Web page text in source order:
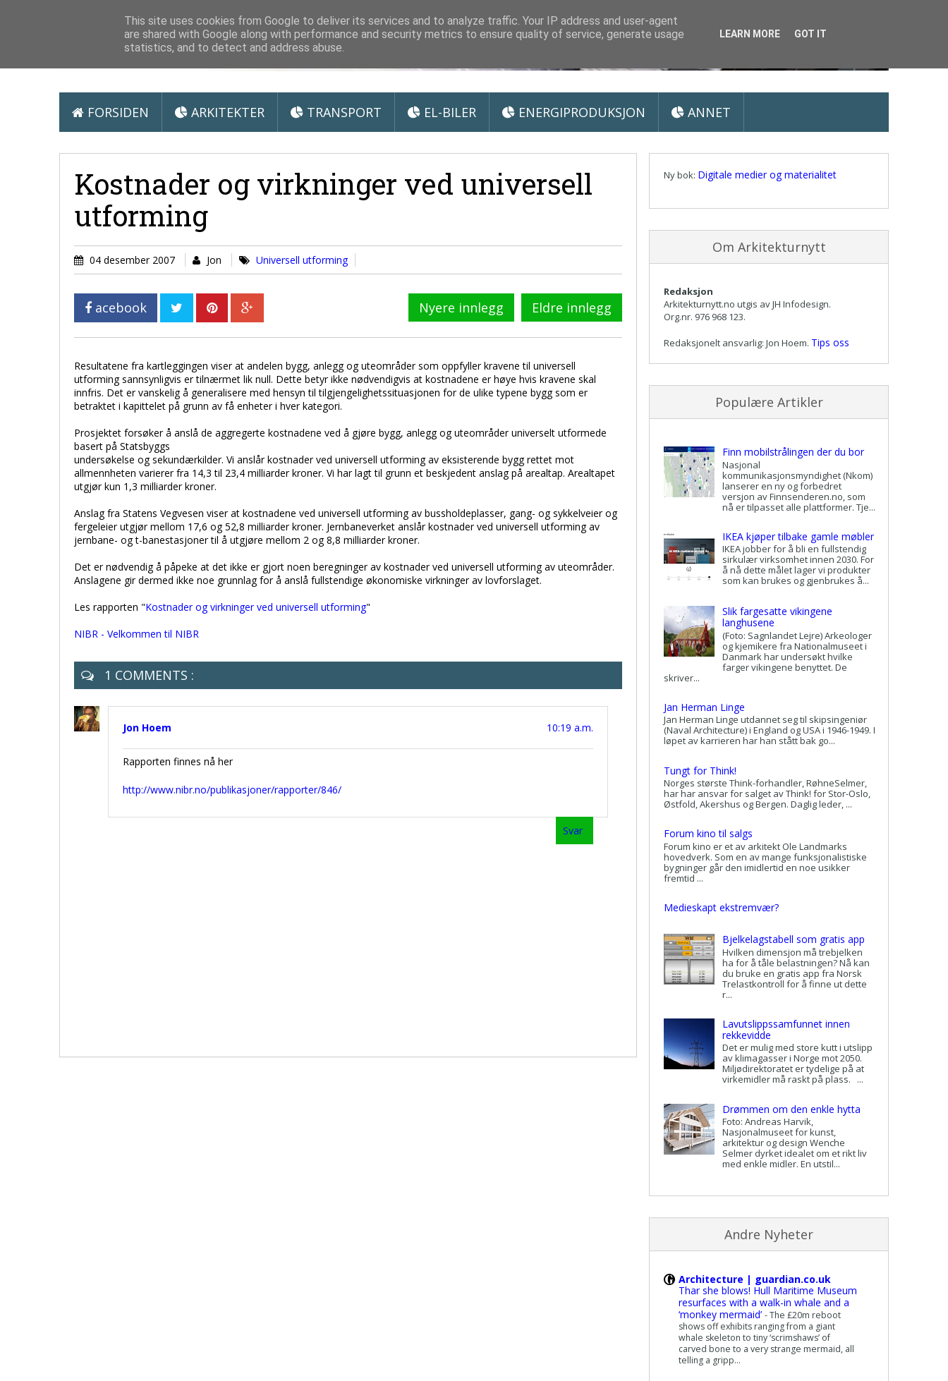
Arkitektur & Miljøteknologi
FORSIDEN ARKITEKTER TRANSPORT EL-BILER ENERGIPRODUKSJON ANNET
Kostnader og virkninger ved universell
utforming
04 desember 2007 Jon Universell utforming
acebook Nyere innlegg Eldre innlegg
Resultatene fra kartleggingen viser at andelen bygg, anlegg og uteområder som oppfyller kravene til universell
utforming sannsynligvis er tilnærmet lik null. Dette betyr ikke nødvendigvis at kostnadene er høye hvis kravene skal
innfris. Det er vanskelig å generalisere med hensyn til tilgjengelighetssituasjonen for de ulike typene bygg som er
betraktet i kapittelet på grunn av få enheter i hver kategori.
Prosjektet forsøker å anslå de aggregerte kostnadene ved å gjøre bygg, anlegg og uteområder universelt utformede
basert på Statsbyggs
undersøkelse og sekundærkilder. Vi anslår kostnader ved universell utforming av eksisterende bygg rettet mot
allmennheten varierer fra 14,3 til 23,4 milliarder kroner. Vi har lagt til grunn et beskjedent anslag på arealtap. Arealtapet
utgjør kun 1,3 milliarder kroner.
Anslag fra Statens Vegvesen viser at kostnadene ved universell utforming av bussholdeplasser, gang- og sykkelveier og
fergeleier utgjør mellom 17,6 og 52,8 milliarder kroner. Jernbaneverket anslår kostnader ved universell utforming av
jernbane- og t-banestasjoner til å utgjøre mellom 2 og 8,8 milliarder kroner.
Det er nødvendig å påpeke at det ikke er gjort noen beregninger av kostnader ved universell utforming av uteområder.
Anslagene gir dermed ikke noe grunnlag for å anslå fullstendige økonomiske virkninger av lovforslaget.
Les rapporten "Kostnader og virkninger ved universell utforming"
NIBR - Velkommen til NIBR
1 COMMENTS :
Jon Hoem 10:19 a.m.
Rapporten finnes nå her
http://www.nibr.no/publikasjoner/rapporter/846/
Svar
Ny bok: Digitale medier og materialitet
Om Arkitekturnytt
Redaksjon
Arkitekturnytt.no utgis av JH Infodesign.
Org.nr. 976 968 123.
Redaksjonelt ansvarlig: Jon Hoem. Tips oss
Populære Artikler
Finn mobilstrålingen der du bor
Nasjonal
kommunikasjonsmyndighet (Nkom)
lanserer en ny og forbedret
versjon av Finnsenderen.no, som
nå er tilpasset alle plattformer. Tje...
IKEA kjøper tilbake gamle møbler
IKEA jobber for å bli en fullstendig
sirkulær virksomhet innen 2030. For
å nå dette målet lager vi produkter
som kan brukes og gjenbrukes å...
Slik fargesatte vikingene
langhusene
(Foto: Sagnlandet Lejre) Arkeologer
og kjemikere fra Nationalmuseet i
Danmark har undersøkt hvilke
farger vikingene benyttet. De
skriver...
Jan Herman Linge
Jan Herman Linge utdannet seg til skipsingeniør
(Naval Architecture) i England og USA i 1946-1949. I
løpet av karrieren har han stått bak go...
Tungt for Think!
Norges største Think-forhandler, RøhneSelmer,
har har ansvar for salget av Think! for Stor-Oslo,
Østfold, Akershus og Bergen. Daglig leder, ...
Forum kino til salgs
Forum kino er et av arkitekt Ole Landmarks
hovedverk. Som en av mange funksjonalistiske
bygninger går den imidlertid en noe usikker
fremtid ...
Medieskapt ekstremvær?
Bjelkelagstabell som gratis app
Hvilken dimensjon må trebjelken
ha for å tåle belastningen? Nå kan
du bruke en gratis app fra Norsk
Trelastkontroll for å finne ut dette
r...
Lavutslippssamfunnet innen
rekkevidde
Det er mulig med store kutt i utslipp
av klimagasser i Norge mot 2050.
Miljødirektoratet er tydelige på at
virkemidler må raskt på plass. ...
Drømmen om den enkle hytta
Foto: Andreas Harvik,
Nasjonalmuseet for kunst,
arkitektur og design Wenche
Selmer dyrket idealet om et rikt liv
med enkle midler. En utstil...
Andre Nyheter
Architecture | guardian.co.uk
Thar she blows! Hull Maritime Museum
resurfaces with a walk-in whale and a
‘monkey mermaid’ -The £20m reboot
shows off exhibits ranging from a giant
whale skeleton to tiny ‘scrimshaws’ of
carved bone to a very strange mermaid, all
telling a gripp...
This site uses cookies from Google to deliver its services and to analyze traffic. Your IP address and user-agent
are shared with Google along with performance and security metrics to ensure quality of service, generate usage
statistics, and to detect and address abuse.
LEARN MORE GOT IT